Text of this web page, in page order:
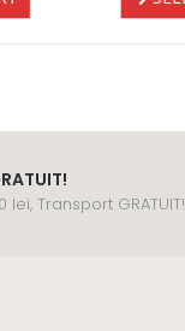
lei, Transport GRATUIT!